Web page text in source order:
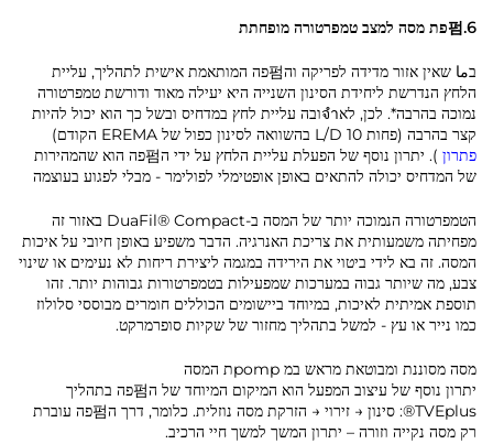
6.펌פת מסה למצב טמפרטורה מופחתת
בما שאין אזור מדידה לפריקה וה펌פה המותאמת אישית לתהליך, עליית
הלחץ הנדרשת ליחידת הסינון השנייה היא יעילה מאוד ודורשת טמפרטורה
נמוכה בהרבה*. לכן, לאจำובה עליית לחץ במדחיס ובשל כך הוא יכול להיות
קצר בהרבה (פחות 10 L/D בהשוואה לסינון כפול של EREMA הקודם)
פתרון
). יתרון נוסף של הפעלת עליית הלחץ על ידי ה펌פה הוא שהמהירות
של המדחיס יכולה להתאים באופן אופטימלי לפולימר - מבלי לפגוע בעוצמה
הטמפרטורה הנמוכה יותר של המסה ב-DuaFil® Compact באזור זה
מפחיתה משמעותית את צריכת האנרגיה. הדבר משפיע באופן חיובי על איכות
המסה. זה בא לידי ביטוי את הירידה במגמה ליצירת ריחות לא נעימים או שינוי
צבע, מה שיותר גבוה במערכות שמפעילות בטמפרטורות גבוהות יותר. זהו
תוספת אמיתית לאיכות, במיוחד ביישומים הכוללים חומרים מבוססי סלולוז
כמו נייר או עץ - למשל בתהליך מחזור של שקיות סופרמרקט.
מסה מסוננת ומבוטאת מראש במ pompת המסה
יתרון נוסף של עיצוב המפעל הוא המיקום המיוחד של ה펌פה בתהליך
TVEplus®: סינון → זירוי → הזרקת מסה נוזלית. כלומר, דרך ה펌פה עוברת
רק מסה נקייה וזורה – יתרון המשך למשך חיי הרכיב.